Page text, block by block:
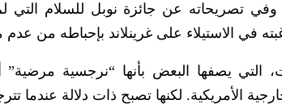
التي يصفها البعض بأنها “نرجسية
الأمريكية. لكنها تصبح ذات دلالة